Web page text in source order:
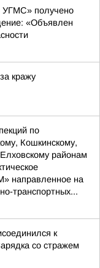
получено
«Объявлен
кражу
по
Кошкинскому,
районам
направленное на
транспортных...
к
со стражем